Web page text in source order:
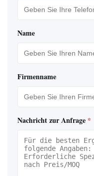
Name
Firmenname
Nachricht zur Anfrage *